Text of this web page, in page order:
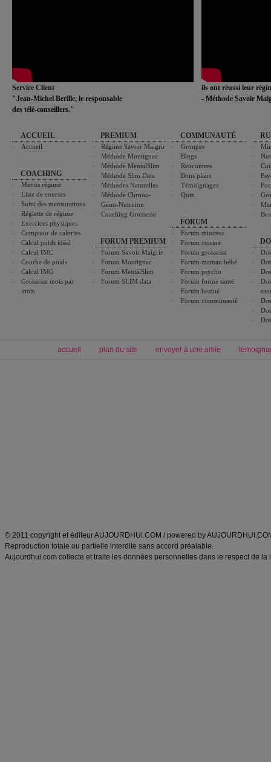
Service Client
"Jean-Michel Berille, le responsable
des télé-conseillers."
ils ont réussi leur
- Méthode Savoir
ACCUEIL
Accueil
COACHING
Menus régime
Liste de courses
Suivi des mensurations
Réglette de régime
Exercices physiques
Compteur de calories
Calcul poids idéal
Calcul IMC
Courbe de poids
Calcul IMG
Grossesse mois par
mois
PREMIUM
Régime Savoir Maigrir
Méthode Montignac
Méthode MentalSlim
Méthode Slim Data
Méthodes Naturelles
Méthode Chrono-
Géno-Nutrition
Coaching Grossesse
FORUM PREMIUM
Forum Savoir Maigrir
Forum Montignac
Forum MentalSlim
Forum SLIM data
COMMUNAUTÉ
Groupes
Blogs
Rencontres
Bons plans
Témoignages
Quiz
FORUM
Forum minceur
Forum cuisine
Forum grossesse
Forum maman bébé
Forum psycho
Forum forme santé
Forum beauté
Forum communauté
accueil plan du site envoyer à une amie
© 2011 copyright et éditeur AUJOURDHUI.COM / powered by
Reproduction totale ou partielle interdite sans accord préalable.
Aujourdhui.com collecte et traite les données personnelles dans le respect de